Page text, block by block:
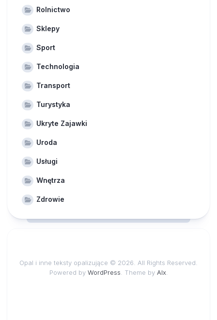
Rolnictwo
Sklepy
Sport
Technologia
Transport
Turystyka
Ukryte Zajawki
Uroda
Usługi
Wnętrza
Zdrowie
Opal i inne teksty opalizujące © 2026. All Rights Reserved.
Powered by WordPress . Theme by Alx